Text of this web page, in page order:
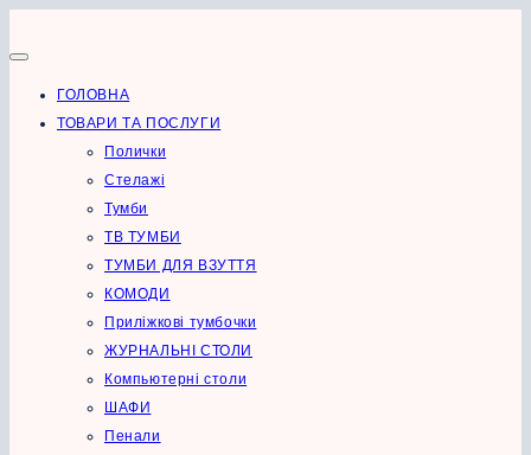
до
ГОЛОВНА
ТОВАРИ ТА ПОСЛУГИ
Полички
Стелажі
Тумби
ТВ ТУМБИ
ТУМБИ ДЛЯ ВЗУТТЯ
КОМОДИ
Приліжкові тумбочки
ЖУРНАЛЬНІ СТОЛИ
Компьютерні столи
ШАФИ
Пенали